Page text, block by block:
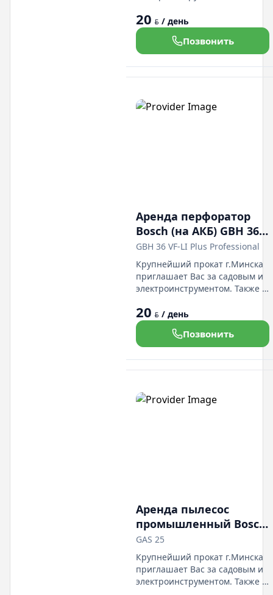
авто различных марок и
классов, грузовые
микроавтобусы всех размеров.
Демократичные цены.Гибкая
система скидок. Есть доста а.
Мы находимся в Дражне по
20 BYN / день
Позвонить
Аренда перфоратор
Bosch (на АКБ) GBH 36
VF-LI Plus Professional
GBH 36 VF-LI Plus Professional
Крупнейший прокат г.Минска
приглашает Вас за садовым и
электроинструментом. Также у
авто и грузовые
микроавтобусы.
Демократичные цены. Есть
доста а. Мы находимся в
Дражне по ул.Солтыса 54
пом.2Н
20 BYN / день
Позвонить
Аренда пылесос
промышленный Bosch
GAS 25
GAS 25
Крупнейший прокат г.Минска
приглашает Вас за садовым и
электроинструментом. Также у